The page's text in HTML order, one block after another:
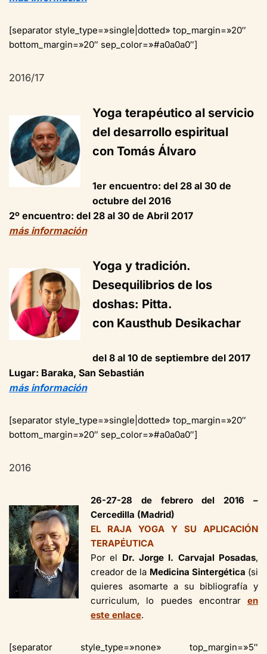
[separator style_type=»single|dotted» top_margin=»20″
bottom_margin=»20″ sep_color=»#a0a0a0″]
2016/17
Yoga terapéutico al servicio
del desarrollo espiritual
con Tomás Álvaro
1er encuentro: del 28 al 30 de
octubre del 2016
2º encuentro: del 28 al 30 de Abril 2017
más información
Yoga y tradición.
Desequilibrios de los
doshas: Pitta.
con Kausthub Desikachar
del 8 al 10 de septiembre del 2017
Lugar: Baraka, San Sebastián
más información
[separator style_type=»single|dotted» top_margin=»20″
bottom_margin=»20″ sep_color=»#a0a0a0″]
2016
26-27-28 de febrero del 2016 –
Cercedilla (Madrid)
EL RAJA YOGA Y SU APLICACIÓN
TERAPÉUTICA
Por el Dr. Jorge I. Carvajal Posadas,
creador de la Medicina Sintergética (si
quieres asomarte a su bibliografía y
curriculum, lo puedes encontrar en
este enlace.
[separator style_type=»none» top_margin=»5″